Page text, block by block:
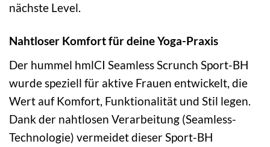
nächste Level.
Nahtloser Komfort für deine Yoga-Praxis
Der hummel hmlCI Seamless Scrunch Sport-BH
wurde speziell für aktive Frauen entwickelt, die
Wert auf Komfort, Funktionalität und Stil legen.
Dank der nahtlosen Verarbeitung (Seamless-
Technologie) vermeidet dieser Sport-BH